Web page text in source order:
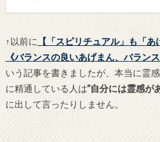
↑以前に
【「スピリチュアル」も「
《バランスの良いあげまん、バラン
いう記事を書きましたが、本当に霊
に精通している人は”自分には霊感が
に出して言ったりしません。